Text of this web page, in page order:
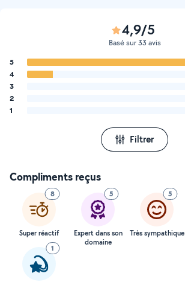
4,9/5
Basé sur 33 avis
5
4
3
2
1
Filtrer
Compliments reçus
8
Super réactif
5
Expert dans son
domaine
5
Très sympathique
1